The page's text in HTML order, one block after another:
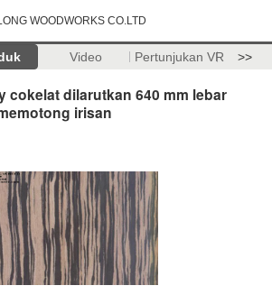
WOODWORKS CO.LTD
Video Pertunjukan VR >>
cokelat dilarutkan 640 mm lebar
irisan